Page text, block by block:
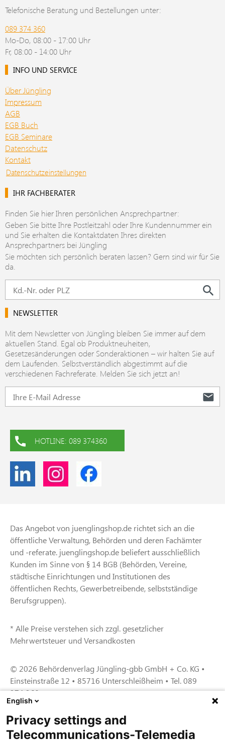
Telefonische Beratung und Bestellungen unter:
089 374 360
Mo-Do, 08:00 - 17:00 Uhr
Fr, 08:00 - 14:00 Uhr
INFO UND SERVICE
Über Jüngling
Impressum
AGB
EGB Buch
EGB Seminare
Datenschutz
Kontakt
Datenschutzeinstellungen
IHR FACHBERATER
Finden Sie hier Ihren persönlichen Ansprechpartner:
Geben Sie bitte Ihre Postleitzahl oder Ihre Kundennummer ein
und Sie erhalten die Kontaktdaten Ihres direkten
Ansprechpartners bei Jüngling
Sie möchten sich persönlich beraten lassen? Gern sind wir für Sie
da.
NEWSLETTER
Mit dem Newsletter von Jüngling bleiben Sie immer auf dem
aktuellen Stand. Egal ob Produktneuheiten,
Gesetzesänderungen oder Sonderaktionen – wir halten Sie auf
dem Laufenden. Selbstverständlich abgestimmt auf die
verschiedenen Fachreferate. Melden Sie sich jetzt an!
HOTLINE: 089 374360
Das Angebot von juenglingshop.de richtet sich an die
öffentliche Verwaltung, Behörden und deren Fachämter
und -referate. juenglingshop.de beliefert ausschließlich
Kunden im Sinne von § 14 BGB (Behörden, Vereine,
städtische Einrichtungen und Institutionen des
öffentlichen Rechts, Gewerbetreibende, selbstständige
Berufsgruppen).
* Alle Preise verstehen sich zzgl. gesetzlicher
Mehrwertsteuer und Versandkosten
© 2026 Behördenverlag Jüngling-gbb GmbH + Co. KG •
Einsteinstraße 12 • 85716 Unterschleißheim • Tel. 089
374 360
Zertifiziert für das Sicherheitsmanagem
entsystem unter TU4® durch TÜViT Essen
English
Privacy settings and
Telecommunications-Telemedia